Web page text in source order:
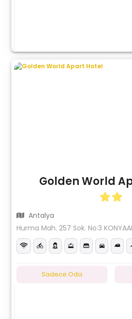
Golden World
Antalya
Hurma Mah. 257 Sok. No:3
Sadece Oda